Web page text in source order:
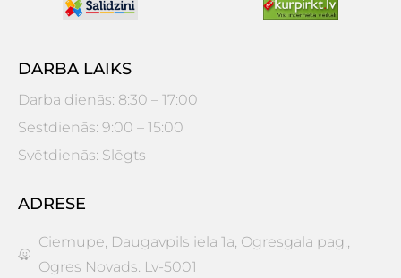
DARBA LAIKS
Darba dienās: 8:30 – 17:00
Sestdienās: 9:00 – 15:00
Svētdienās: Slēgts
ADRESE
Ciemupe, Daugavpils iela 1a, Ogresgala pag.,
Ogres Novads. Lv-5001